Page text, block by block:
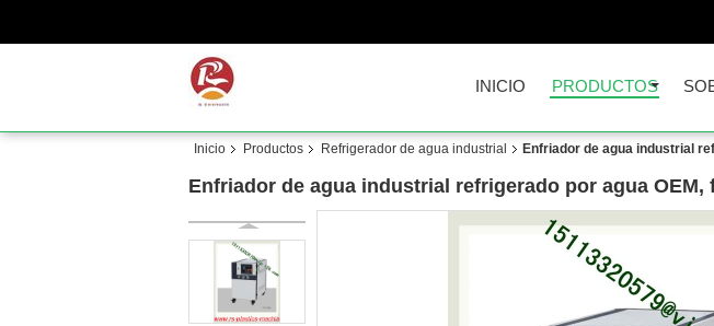
INICIO PRODUCTOS
Inicio Productos Refrigerador de agua industrial Enfriador de agua industrial
Enfriador de agua industrial refrigerado por agua